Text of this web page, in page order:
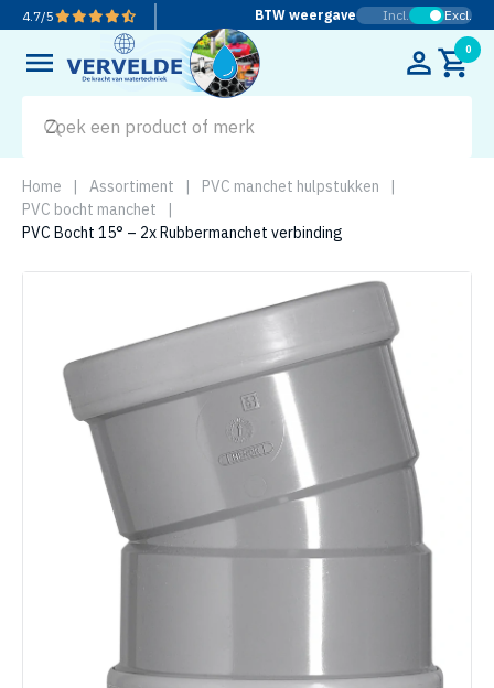
4.7/5 BTW weergave Incl. Excl.
0
Home | Assortiment | PVC manchet hulpstukken
|
PVC bocht manchet
|
PVC Bocht 15° – 2x Rubbermanchet verbinding